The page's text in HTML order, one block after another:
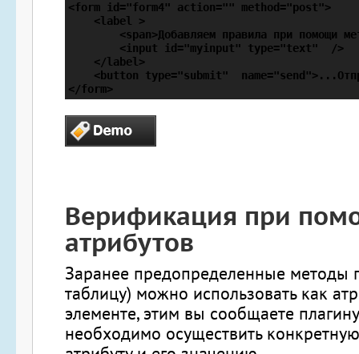
<form id="form4" action="" method="post">
    <label >
<span>Добавляем правила при помощи
        <input id="myinput" type="text"  />
    </label>
<button type="submit"
</form>
Верификация при
атрибутов
Заранее предопределенные методы
таблицу) можно использовать как
элементе, этим вы сообщаете
необходимо осуществить